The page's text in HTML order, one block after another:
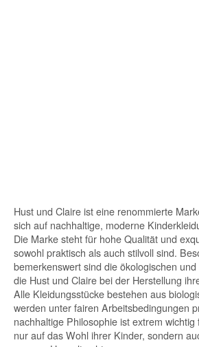
Hust und Claire ist eine renommierte
sich auf nachhaltige, moderne
Die Marke steht für hohe Qualität und
sowohl praktisch als auch stilvoll sind.
bemerkenswert sind die ökologischen
die Hust und Claire bei der Herstellung
Alle Kleidungsstücke bestehen aus
werden unter fairen Arbeitsbedingungen
nachhaltige Philosophie ist extrem
nur auf das Wohl ihrer Kinder, sondern